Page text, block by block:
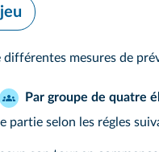
différentes mesures de
Par groupe de quatre
partie selon les régles